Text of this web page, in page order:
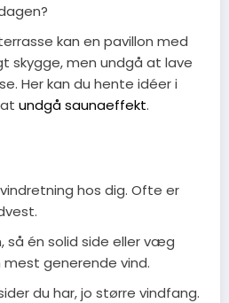
kan en pavillon med
skygge, men undgå at lave
Her kan du hente idéer i
undgå saunaeffekt.
hos dig. Ofte er
så én solid side eller væg
generende vind.
du har, jo større vindfang.